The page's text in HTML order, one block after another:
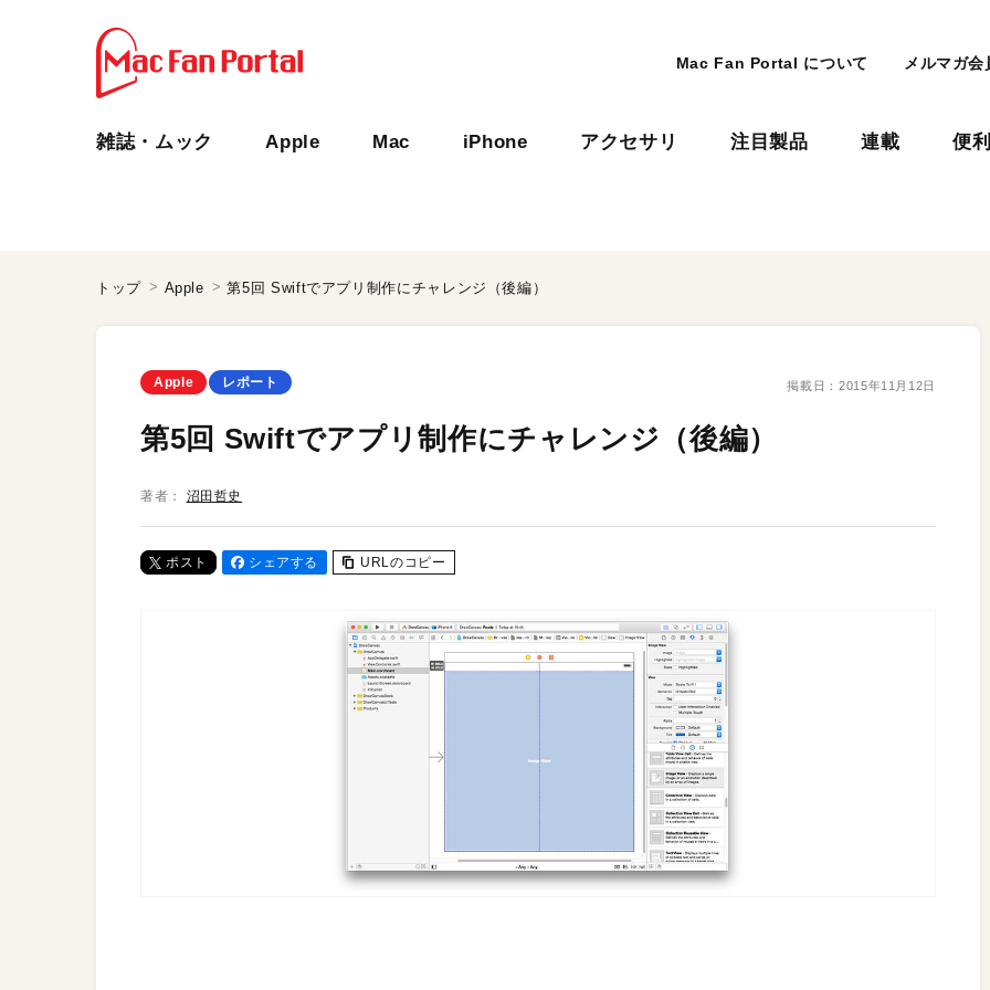
Mac Fan Portal について メルマガ会
雑誌・ムック Apple Mac iPhone アクセサリ 注目製品 連載 便
トップ Apple 第5回 Swiftでアプリ制作にチャレンジ（後編）
Apple レポート 掲載日： 2015年11月12日
第5回 Swiftでアプリ制作にチャレンジ（後編）
著者： 沼田哲史
ポスト シェアする URLのコピー